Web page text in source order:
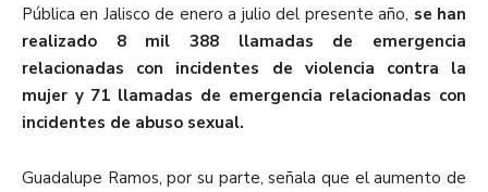
Pública en Jalisco de enero a julio del presente año, se han
realizado 8 mil 388 llamadas de emergencia
relacionadas con incidentes de violencia contra la
mujer y 71 llamadas de emergencia relacionadas con
incidentes de abuso sexual.
Guadalupe Ramos, por su parte, señala que el aumento de